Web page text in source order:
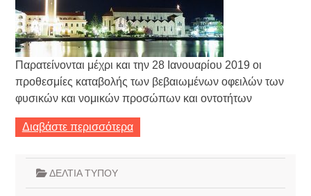
Παρατείνονται μέχρι και την 28 Ιανουαρίου 2019 οι
προθεσμίες καταβολής των βεβαιωμένων οφειλών των
φυσικών και νομικών προσώπων και οντοτήτων
Διαβάστε περισσότερα
ΔΕΛΤΙΑ ΤΥΠΟΥ